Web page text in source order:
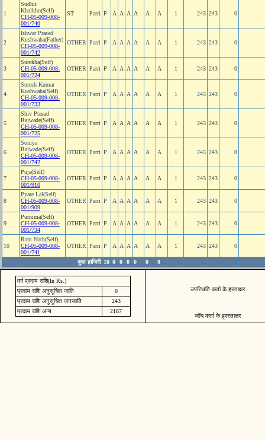
1
Sudhir
Khalkho(Self)
CH-05-009-008-
001/740
ST Parri P A A A A A A 1 243 243 0
2
Ishwar Prasad
Kushwaha(Father)
CH-05-009-008-
001/742
OTHER Parri P A A A A A A 1 243 243 0
3
Surekha(Self)
CH-05-009-008-
001/724
OTHER Parri P A A A A A A 1 243 243 0
4
Suresh Kumar
Kushwaha(Self)
CH-05-009-008-
001/733
OTHER Parri P A A A A A A 1 243 243 0
5
Shiv Prasad
Rajwade(Self)
CH-05-009-008-
001/725
OTHER Parri P A A A A A A 1 243 243 0
6
Soniya
Rajwade(Self)
CH-05-009-008-
001/742
OTHER Parri P A A A A A A 1 243 243 0
7
Puja(Self)
CH-05-009-008-
001/910
OTHER Parri P A A A A A A 1 243 243 0
8
Pyare Lal(Self)
CH-05-009-008-
001/909
OTHER Parri P A A A A A A 1 243 243 0
9
Purnima(Self)
CH-05-009-008-
001/734
OTHER Parri P A A A A A A 1 243 243 0
10
Ram Nath(Self)
CH-05-009-008-
001/741
OTHER Parri P A A A A A A 1 243 243 0
कुल हाजिरी 10 0 0 0 0 0 0
वर्ग प्रदाय राशि(In Rs.)
प्रदाय राशि अनुसूचित जाति
0
प्रदाय राशि अनुसूचित जनजाति
243
प्रदाय राशि अन्य
2187
उपस्थिति कर्ता के हस्ताक्षर
जॉच कर्ता के ह्रस्ताक्षर